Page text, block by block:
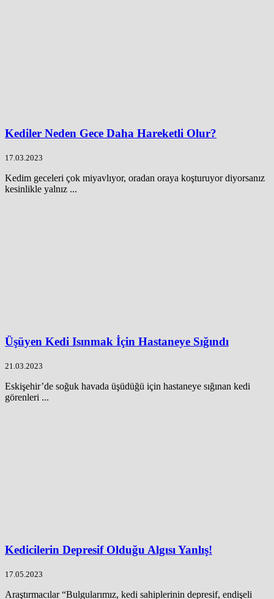
Kediler Neden Gece Daha Hareketli Olur?
17.03.2023
Kedim geceleri çok miyavlıyor, oradan oraya koşturuyor diyorsanız
kesinlikle yalnız ...
Üşüyen Kedi Isınmak İçin Hastaneye Sığındı
21.03.2023
Eskişehir’de soğuk havada üşüdüğü için hastaneye sığınan kedi
görenleri ...
Kedicilerin Depresif Olduğu Algısı Yanlış!
17.05.2023
Araştırmacılar “Bulgularımız, kedi sahiplerinin depresif, endişeli